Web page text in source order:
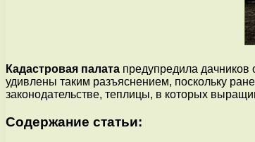
Кадастровая палата предупредила дачников
удивлены таким разъяснением, поскольку
законодательстве, теплицы, в которых
Содержание статьи: